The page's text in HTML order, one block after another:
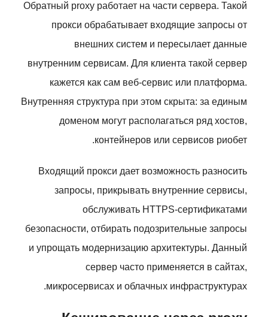
Обратный proxy работает на части сервера. Такой
прокси обрабатывает входящие запросы от
внешних систем и пересылает данные
внутренним сервисам. Для клиента такой сервер
кажется как сам веб-сервис или платформа.
Внутренняя структура при этом скрыта: за единым
доменом могут располагаться ряд хостов,
контейнеров или сервисов риобет.
Входящий прокси дает возможность разносить
запросы, прикрывать внутренние сервисы,
обслуживать HTTPS-сертификатами
безопасности, отбирать подозрительные запросы
и упрощать модернизацию архитектуры. Данный
сервер часто применяется в сайтах,
микросервисах и облачных инфраструктурах.